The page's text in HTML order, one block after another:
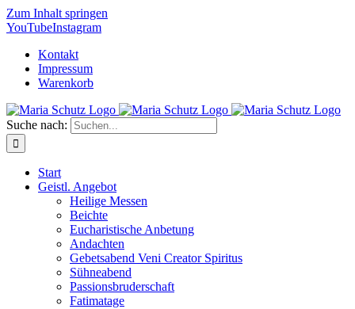
Zum Inhalt springen
YouTubeInstagram
Kontakt
Impressum
Warenkorb
Suche nach:
Start
Geistl. Angebot
Heilige Messen
Beichte
Eucharistische Anbetung
Andachten
Gebetsabend Veni Creator Spiritus
Sühneabend
Passionsbruderschaft
Fatimatage